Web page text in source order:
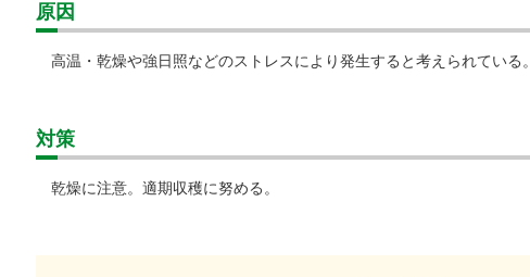
原因
高温・乾燥や強日照などのストレスにより発生すると考えられている。
対策
乾燥に注意。適期収穫に努める。